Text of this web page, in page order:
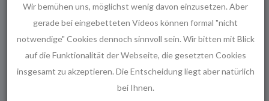
Nach einer Pause bei Saft und Keksen haben die Kinder
Plätzchen ausgestochen und verziert, und jedes konnte
stolz ein Tütchen selbstgemachte Weihnachtskekse mit
nach Hause nehmen.
Wir bemühen uns, möglichst wenig davon einzusetzen. Aber
gerade bei eingebetteten Videos können formal "nicht
notwendige" Cookies dennoch sinnvoll sein. Wir bitten mit Blick
auf die Funktionalität der Webseite, die gesetzten Cookies
insgesamt zu akzeptieren. Die Entscheidung liegt aber natürlich
bei Ihnen.